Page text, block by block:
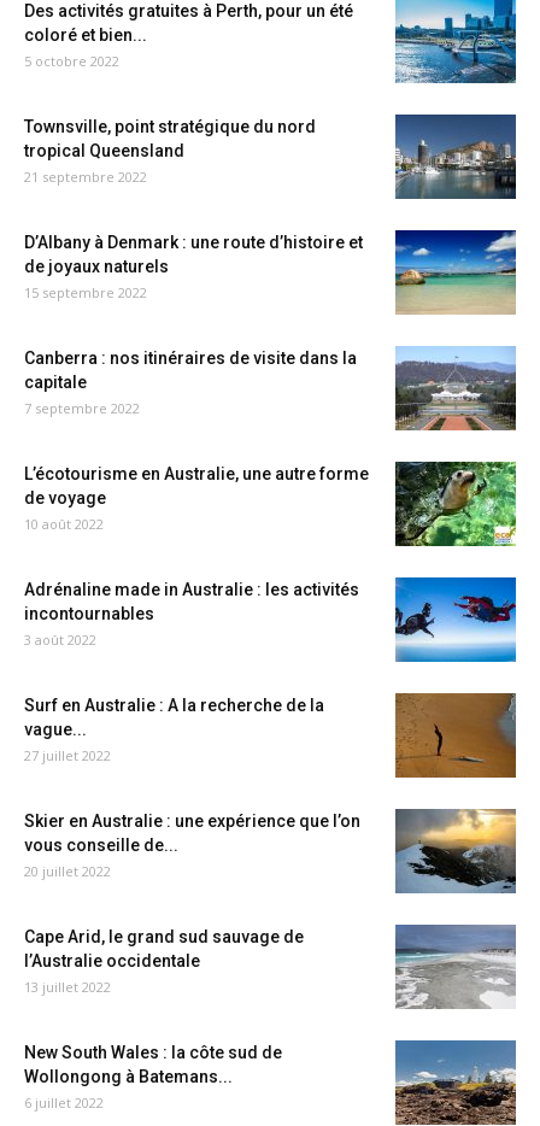
Des activités gratuites à Perth, pour un été
coloré et bien...
5 octobre 2022
Townsville, point stratégique du nord
tropical Queensland
21 septembre 2022
D’Albany à Denmark : une route d’histoire et
de joyaux naturels
15 septembre 2022
Canberra : nos itinéraires de visite dans la
capitale
7 septembre 2022
L’écotourisme en Australie, une autre forme
de voyage
10 août 2022
Adrénaline made in Australie : les activités
incontournables
3 août 2022
Surf en Australie : A la recherche de la
vague...
27 juillet 2022
Skier en Australie : une expérience que l’on
vous conseille de...
20 juillet 2022
Cape Arid, le grand sud sauvage de
l’Australie occidentale
13 juillet 2022
New South Wales : la côte sud de
Wollongong à Batemans...
6 juillet 2022